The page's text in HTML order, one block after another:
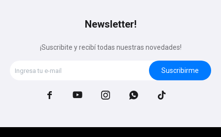
Newsletter!
¡Suscribite y recibí todas nuestras novedades!
Suscribirme
    